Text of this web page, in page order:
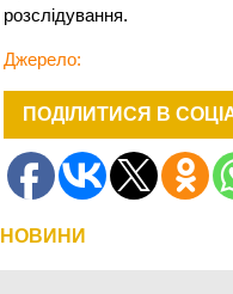
розслідування.
Джерело:
ПОДІЛИТИСЯ В
НОВИНИ